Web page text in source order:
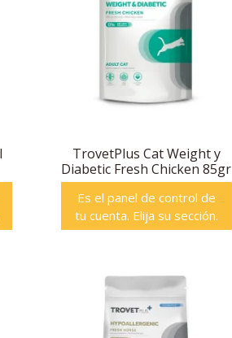
TrovetPlus Cat Weight y
Diabetic Fresh Chicken 85gr
Es el panel de control de
tu cuenta. Elija su sección.